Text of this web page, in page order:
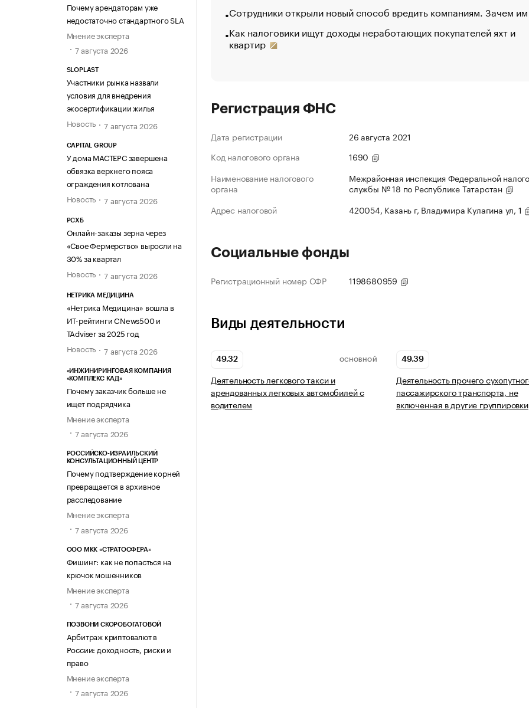
Почему арендаторам уже
недостаточно стандартного SLA
Мнение эксперта
7 августа 2026
SLOPLAST
Участники рынка назвали
условия для внедрения
экосертификации жилья
Новость
7 августа 2026
CAPITAL GROUP
У дома МАСТЕРС завершена
обвязка верхнего пояса
ограждения котлована
Новость
7 августа 2026
РСХБ
Онлайн-заказы зерна через
«Свое Фермерство» выросли на
30% за квартал
Новость
7 августа 2026
НЕТРИКА МЕДИЦИНА
«Нетрика Медицина» вошла в
ИТ-рейтинги CNews500 и
TAdviser за 2025 год
Новость
7 августа 2026
«ИНЖИНИРИНГОВАЯ КОМПАНИЯ
«КОМПЛЕКС КАД»
Почему заказчик больше не
ищет подрядчика
Мнение эксперта
7 августа 2026
РОССИЙСКО-ИЗРАИЛЬСКИЙ
КОНСУЛЬТАЦИОННЫЙ ЦЕНТР
Почему подтверждение корней
превращается в архивное
расследование
Мнение эксперта
7 августа 2026
ООО МКК «СТРАТОСФЕРА»
Фишинг: как не попасться на
крючок мошенников
Мнение эксперта
7 августа 2026
ПОЗВОНИ СКОРОБОГАТОВОЙ
Арбитраж криптовалют в
России: доходность, риски и
право
Мнение эксперта
7 августа 2026
Сотрудники открыли новый способ вредить компаниям. Зачем
Как налоговики ищут доходы неработающих покупателей яхт и
квартир
Регистрация ФНС
Дата регистрации
26 августа 2021
Код налогового органа
1690
Наименование налогового
органа
Межрайонная инспекция Федеральной
службы № 18 по Республике Татарстан
Адрес налоговой
420054, Казань г, Владимира Кулагина ул, 1
Социальные фонды
Регистрационный номер СФР 1198680959
Виды деятельности
49.32 ОСНОВНОЙ
Деятельность легкового такси и
арендованных легковых автомобилей с
водителем
49.39
Деятельность прочего
пассажирского транспорта, не
включенная в другие группировки